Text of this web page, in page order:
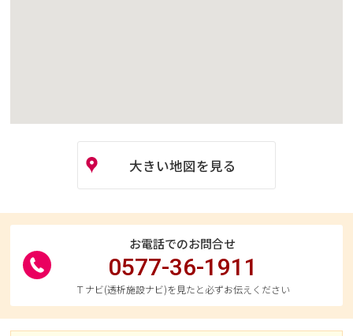
大きい地図を見る
お電話でのお問合せ
0577-36-1911
Ｔナビ(透析施設ナビ)を見たと必ずお伝えください